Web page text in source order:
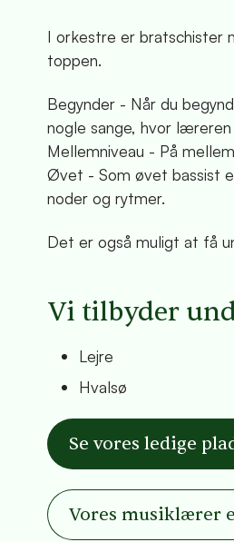
I orkestre er bratschister
toppen.
Begynder - Når du
nogle sange, hvor
Mellemniveau - På
Øvet - Som øvet bassist
noder og rytmer.
Det er også muligt at få
Vi tilbyder
Lejre
Hvalsø
Se vores ledige
Vores musiklærer